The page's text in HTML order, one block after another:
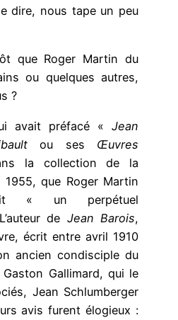
dire, nous tape un peu
que Roger Martin du
ou quelques autres,
?
avait préfacé « Jean
ou ses Œuvres
la collection de la
1955, que Roger Martin
« un perpétuel
de Jean Barois,
écrit entre avril 1910
ancien condisciple du
Gallimard, qui le
Jean Schlumberger
avis furent élogieux :